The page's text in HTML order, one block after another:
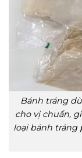
Bánh tráng
cho vị chuẩn,
loại bánh